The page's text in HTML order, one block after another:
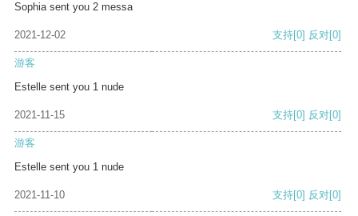
Sophia sent you 2 messa
2021-12-02 支持[0] 反对[0]
游客
Estelle sent you 1 nude
2021-11-15 支持[0] 反对[0]
游客
Estelle sent you 1 nude
2021-11-10 支持[0] 反对[0]